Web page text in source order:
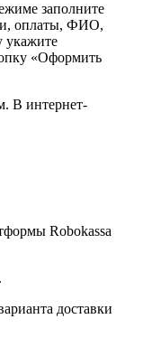
заполните
оплаты, ФИО,
укажите
«Оформить
В интернет-
Robokassa
.
доставки